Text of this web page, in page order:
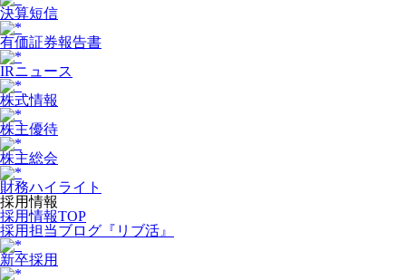
決算短信
有価証券報告書
IRニュース
株式情報
株主優待
株主総会
財務ハイライト
採用情報
採用情報TOP
採用担当ブログ『リブ活』
新卒採用